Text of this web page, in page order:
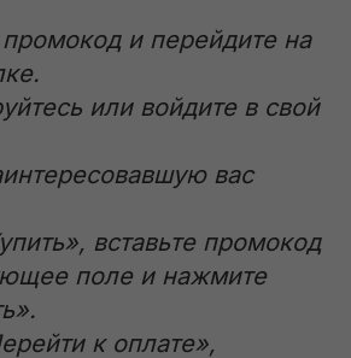
и перейдите на
или войдите в свой
вас
вставьте промокод
поле и нажмите
к оплате»,